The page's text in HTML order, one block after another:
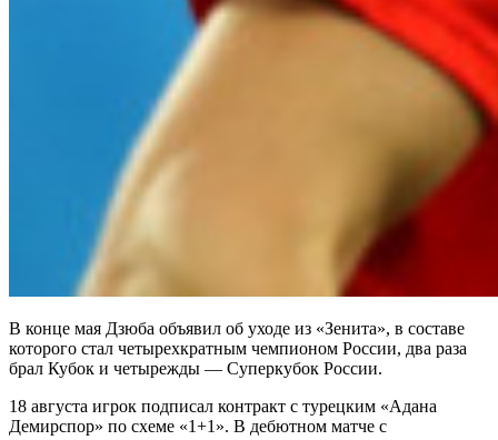
В конце мая Дзюба объявил об уходе из «Зенита», в составе
которого стал четырехкратным чемпионом России, два раза
брал Кубок и четырежды — Суперкубок России.
18 августа игрок подписал контракт с турецким «Адана
Демирспор» по схеме «1+1». В дебютном матче с